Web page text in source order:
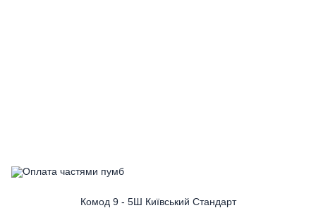
Комод 9 - 5Ш Київський Стандарт